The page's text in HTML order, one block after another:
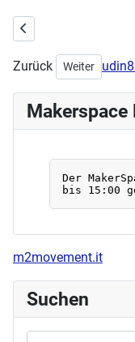
Vorheriger Beitrag:
Zurück Nächster
Weiter
Makerspace
m2movement.it
Suchen